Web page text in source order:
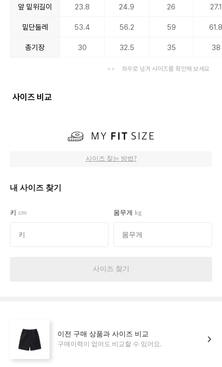
앞 밑위길이 23.8 24.9 26 27.1
밑단둘레 53.4 56.2 59
총기장 30 32.5 35 38
좌우로 넘겨 사이즈를 확인해 보세요
사이즈 비교